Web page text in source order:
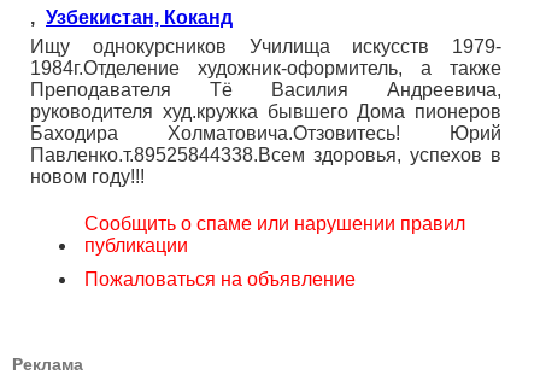
, Узбекистан, Коканд
Ищу однокурсников Училища искусств 1979-
1984г.Отделение художник-оформитель, а также
Преподавателя Тё Василия Андреевича,
руководителя худ.кружка бывшего Дома пионеров
Баходира Холматовича.Отзовитесь! Юрий
Павленко.т.89525844338.Всем здоровья, успехов в
новом году!!!
Сообщить о спаме или нарушении правил
публикации
Пожаловаться на объявление
Реклама